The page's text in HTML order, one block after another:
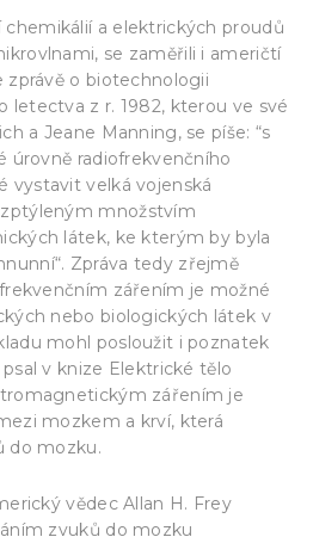
a elektrických proudů
se zaměřili i američtí
zprávě o biotechnologii
letectva z r. 1982, kterou ve své
a Jeane Manning, se píše: “s
úrovně radiofrekvenčního
vystavit velká vojenská
množstvím
látek, ke kterým by byla
Zpráva tedy zřejmě
zářením je možné
nebo biologických látek v
mohl posloužit i poznatek
v knize Elektrické tělo
zářením je
mozkem a krví, která
do mozku.
vědec Allan H. Frey
zvuků do mozku